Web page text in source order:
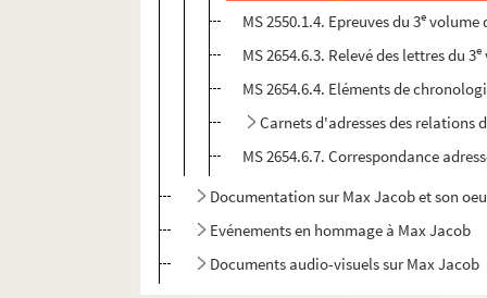
MS 2550.1.4. Epreuves du 3e volume
MS 2654.6.3. Relevé des lettres du 3e
MS 2654.6.4. Eléments de
Carnets d'adresses des relations
MS 2654.6.7. Correspondance
Documentation sur Max Jacob et son
Evénements en hommage à Max Jacob
Documents audio-visuels sur Max Jacob